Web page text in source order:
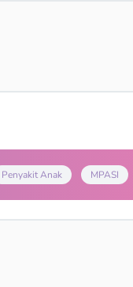
Penyakit Anak MPASI